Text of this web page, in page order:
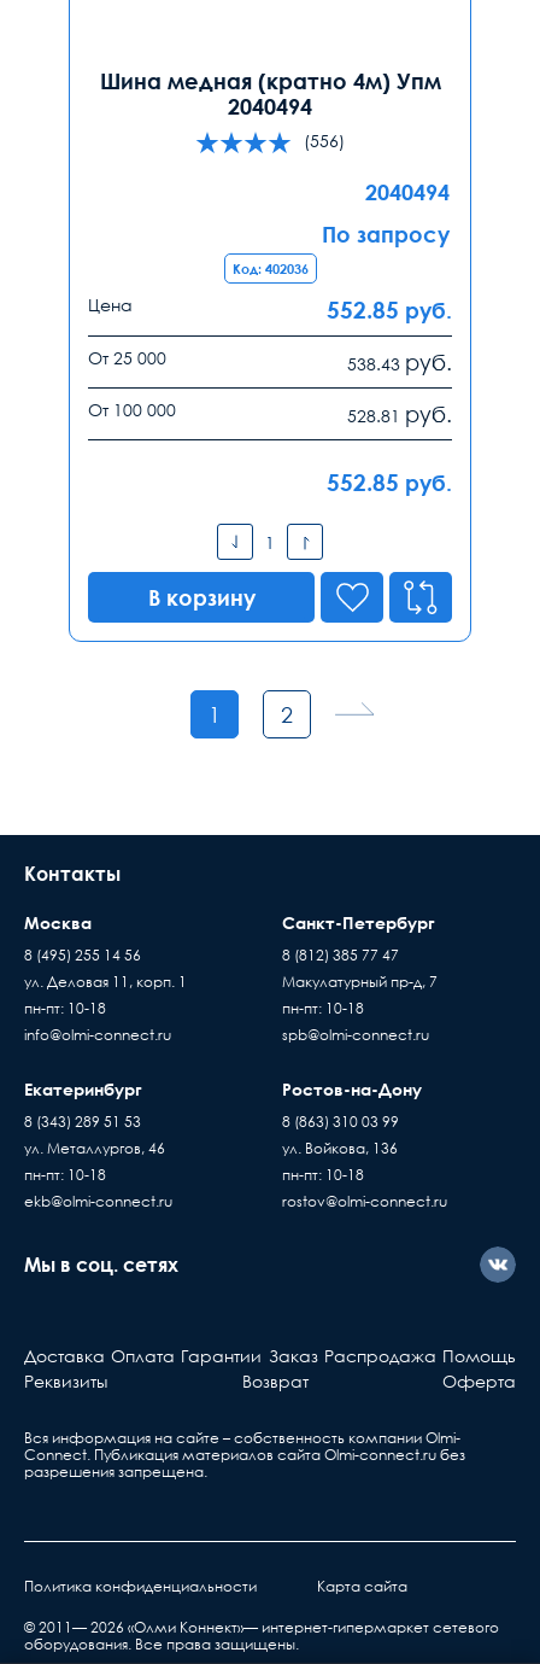
Шина медная (кратно 4м) Упм
2040494
(556)
2040494
По запросу
Код: 402036
Цена 552.85 руб.
От 25 000 538.43 руб.
От 100 000 528.81 руб.
552.85 руб.
В корзину
1 2
Контакты
Москва
8 (495) 255 14 56
ул. Деловая 11, корп. 1
пн-пт: 10-18
info@olmi-connect.ru
Санкт-Петербург
8 (812) 385 77 47
Макулатурный пр-д, 7
пн-пт: 10-18
spb@olmi-connect.ru
Екатеринбург
8 (343) 289 51 53
ул. Металлургов, 46
пн-пт: 10-18
ekb@olmi-connect.ru
Ростов-на-Дону
8 (863) 310 03 99
ул. Войкова, 136
пн-пт: 10-18
rostov@olmi-connect.ru
Мы в соц. сетях
Доставка Оплата Гарантии Заказ Распродажа Помощь
Реквизиты
Возврат Оферта
Вся информация на сайте – собственность компании Olmi-
Сonnect. Публикация материалов сайта Olmi-connect.ru без
разрешения запрещена.
Политика конфиденциальности Карта сайта
© 2011— 2026 «Олми Коннект»— интернет-гипермаркет сетевого
оборудования. Все права защищены.